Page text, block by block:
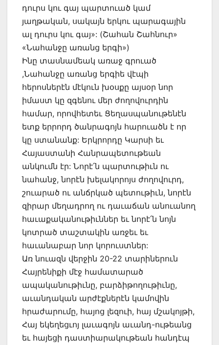
դուրս կու գայ պարտուած կամ
յաղթական, սակայն երկու պարագային
ալ դուրս կու գայ»: (Շահան Շահնուր»
«Նահանջը առանց երգի»)
Ինը տասնամեակ առաջ գրուած
,Նահանջը առանց երգիե վէպի
հերոսներէն մէկուն խօսքը այսօր նոր
իմաստ կը զգենու մեր ժողովուրդին
համար, որովհետեւ Ցեղասպանութենէն
ետք երրորդ ծանրագոյն հարուածն է որ
կը ստանանք: Երկրորդը Կարսի եւ
Հայաստանի Հանրապետութեան
անկումն էր: Նորէ՛ն պարտութիւն ու
նահանջ, նորէն խելակորոյս ժողովուրդ,
շուարած ու անճրկած պետութիւն, նորէն
զիրար մեղադրող ու դաւաճան անուանող
հաւաքականութիւններ եւ նորէ՛ն նոյն
կոտրած տաշտակին առջեւ եւ
հաւանաբար նոր կորուստներ:
Առ նուազն վերջին 20-22 տարիներուն
Հայրենիքի մէջ համատարած
ապականութիւնը, բարձիթողութիւնը,
աւանդական արժէքներէն կամովին
հրաժարումը, հայոց լեզուի, հայ մշակոյթի,
Հայ եկեղեցւոյ լաւագոյն աւանդ-ութեանց
եւ հայեցի դաստիարակութեան հանդէպ